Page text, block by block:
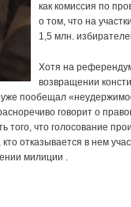
как комиссия по
о том, что на
1,5 млн.
Хотя на
возвращении
пообещал
говорит о
что голосование
отказывается в нем
милиции .